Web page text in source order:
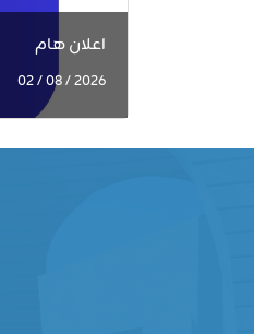
اعلان هام
2026 / 08 / 02